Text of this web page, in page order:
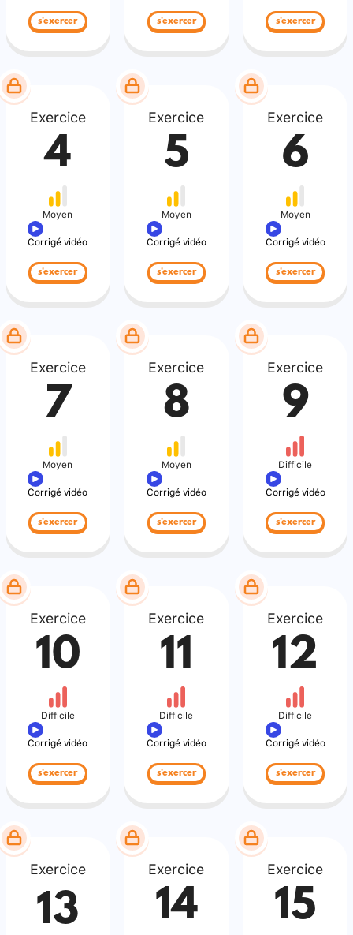
s'exercer s'exercer s'exercer
Exercice
4
Moyen
Corrigé vidéo
s'exercer
Exercice
5
Moyen
Corrigé vidéo
s'exercer
Exercice
6
Moyen
Corrigé vidéo
s'exercer
Exercice
7
Moyen
Corrigé vidéo
s'exercer
Exercice
8
Moyen
Corrigé vidéo
s'exercer
Exercice
9
Difficile
Corrigé vidéo
s'exercer
Exercice
10
Difficile
Corrigé vidéo
s'exercer
Exercice
11
Difficile
Corrigé vidéo
s'exercer
Exercice
12
Difficile
Corrigé vidéo
s'exercer
Exercice
13
Exercice
14
Exercice
15